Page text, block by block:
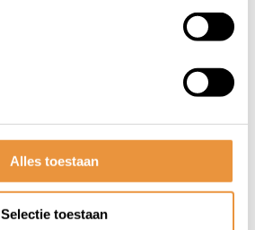
Alles toestaan
Selectie toestaan